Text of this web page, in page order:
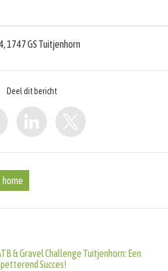
1747 GS Tuitjenhorn
Deel dit bericht
home
& Gravel Challenge Tuitjenhorn: Een
Succes!